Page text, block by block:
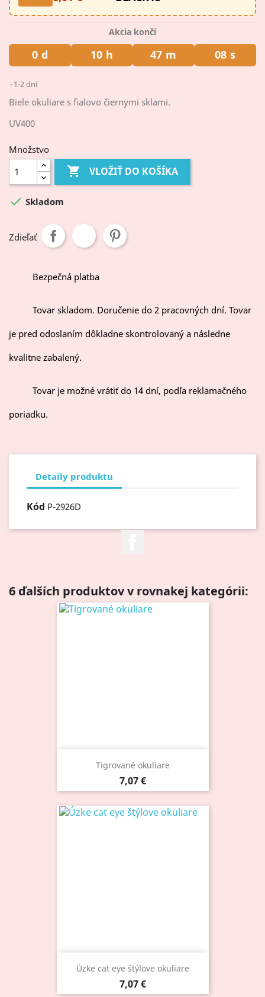
Akcia končí
0 d 10 h 47 m 08 s
1-2 dní
Biele okuliare s fialovo čiernymi sklami.
UV400
Množstvo
 VLOŽIŤ DO KOŠÍKA
 Skladom
Zdieľať
Bezpečná platba
Tovar skladom. Doručenie do 2 pracovných dní. Tovar
je pred odoslaním dôkladne skontrolovaný a následne
kvalitne zabalený.
Tovar je možné vrátiť do 14 dní, podľa reklamačného
poriadku.
Detaily produktu
Kód P-2926D
6 ďalších produktov v rovnakej kategórii:
Tigrované okuliare
Cena
7,07 €
Úzke cat eye štýlove okuliare
Cena
7,07 €